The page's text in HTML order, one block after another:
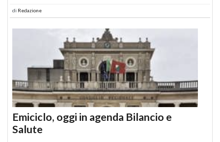
di Redazione
Emiciclo, oggi in agenda Bilancio e
Salute